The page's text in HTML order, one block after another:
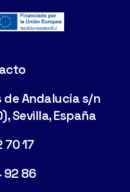
Andalucía s/n
Sevilla, España
70 17
92 86